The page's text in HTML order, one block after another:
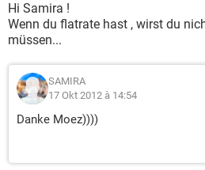
Hi Samira !
Wenn du flatrate hast , wirst du
müssen...
SAMIRA
17 Okt 2012 à 14:54
Danke Moez))))